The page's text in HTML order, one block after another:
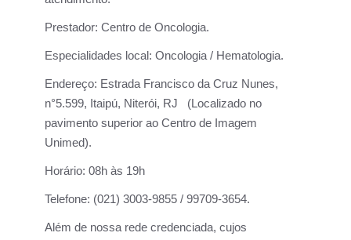
Prestador: Centro de Oncologia.
Especialidades local: Oncologia / Hematologia.
Endereço: Estrada Francisco da Cruz Nunes,
n°5.599, Itaipú, Niterói, RJ (Localizado no
pavimento superior ao Centro de Imagem
Unimed).
Horário: 08h às 19h
Telefone: (021) 3003-9855 / 99709-3654.
Além de nossa rede credenciada, cujos